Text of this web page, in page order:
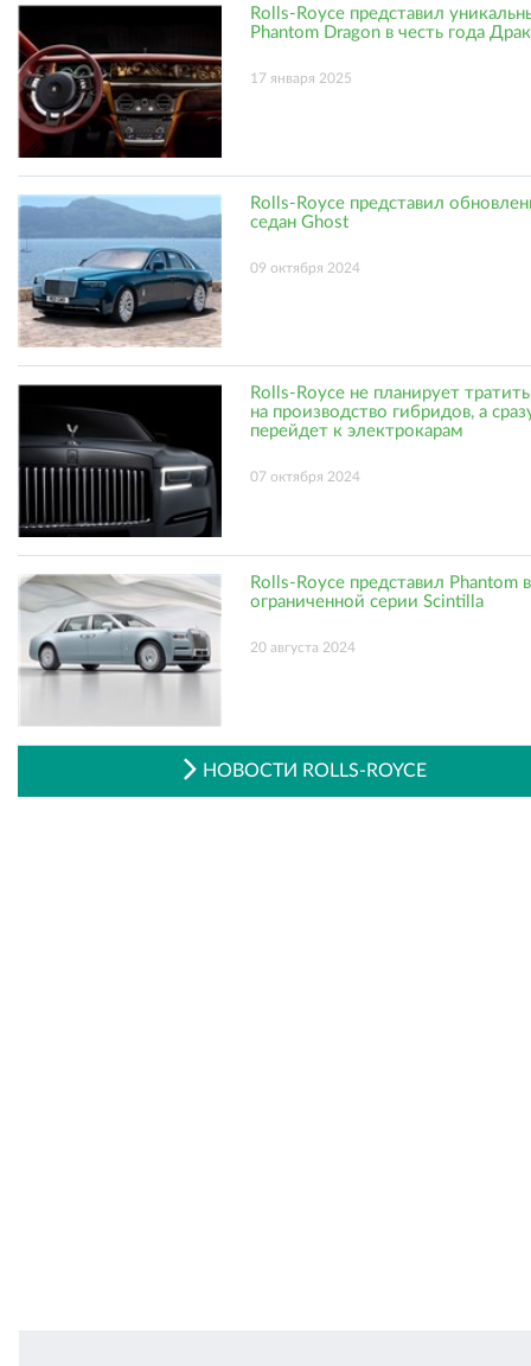
Rolls-Royce представил
Phantom Dragon в честь года
17 января 2025
Rolls-Royce представил
седан Ghost
09 октября 2024
Rolls-Royce не планирует
на производство гибридов, а
перейдет к электрокарам
07 октября 2024
Rolls-Royce представил Phantom в
ограниченной серии Scintilla
20 августа 2024
НОВОСТИ ROLLS-ROYCE